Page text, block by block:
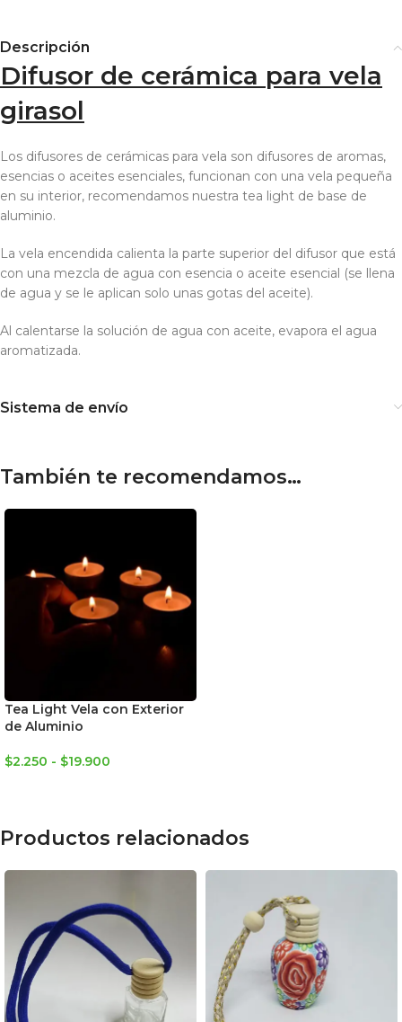
Descripción
Difusor de cerámica para vela
girasol
Los difusores de cerámicas para vela son difusores de aromas,
esencias o aceites esenciales, funcionan con una vela pequeña
en su interior, recomendamos nuestra tea light de base de
aluminio.
La vela encendida calienta la parte superior del difusor que está
con una mezcla de agua con esencia o aceite esencial (se llena
de agua y se le aplican solo unas gotas del aceite).
Al calentarse la solución de agua con aceite, evapora el agua
aromatizada.
Sistema de envío
También te recomendamos…
Tea Light Vela con Exterior
de Aluminio
$2.250 - $19.900
Productos relacionados